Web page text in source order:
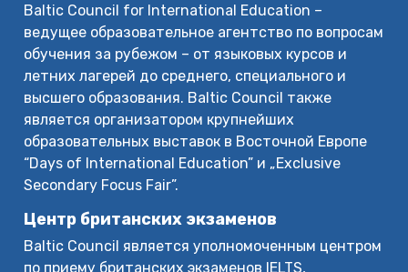
Baltic Council for International Education –
ведущее образовательное агентство по вопросам
обучения за рубежом – от языковых курсов и
летних лагерей до среднего, специального и
высшего образования. Baltic Council также
является организатором крупнейших
образовательных выставок в Восточной Европе
“Days of International Education” и „Exclusive
Secondary Focus Fair”.
Центр британских экзаменов
Baltic Council является уполномоченным центром
по приему британских экзаменов IELTS,